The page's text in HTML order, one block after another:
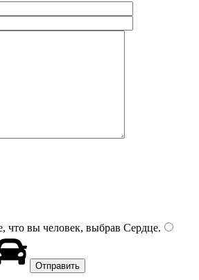
что вы человек, выбрав Сердце.